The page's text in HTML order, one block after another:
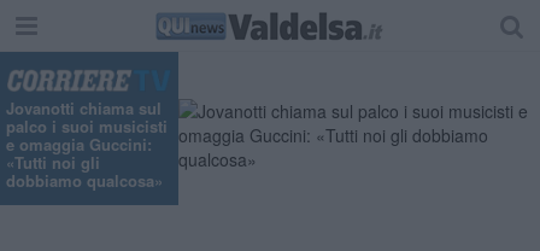
Jovanotti chiama sul
palco i suoi musicisti
e omaggia Guccini:
«Tutti noi gli
dobbiamo qualcosa»